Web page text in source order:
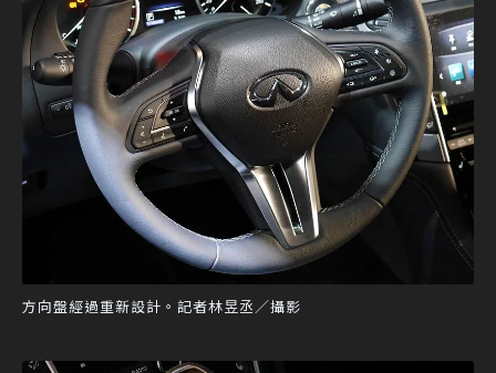
方向盤經過重新設計。記者林昱丞／攝影